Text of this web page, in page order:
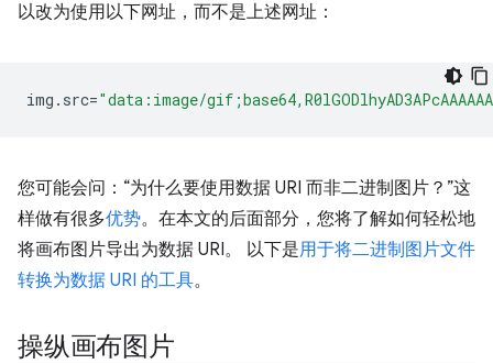
以改为使用以下网址，而不是上述网址：
img . src="data:image/
您可能会问：“为什么要使用数据 URI 而非二进制图片？”这
样做有很多优势。在本文的后面部分，您将了解如何轻松地
将画布图片导出为数据 URI。 以下是用于将二进制图片文件
转换为数据 URI 的工具。
操纵画布图片